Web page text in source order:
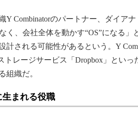
Combinatorのパートナー、ダイアナ
く、会社全体を動かす“OS”になる」
計される可能性があるという。Y
レージサービス「Dropbox」といっ
組織だ。
まれる役職